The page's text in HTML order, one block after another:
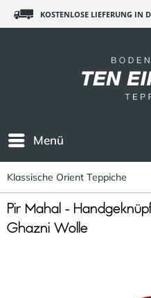
KOSTENLOSE LIEFERUNG IN
Menü
Klassische Orient Teppiche
Pir Mahal -
Ghazni Wolle